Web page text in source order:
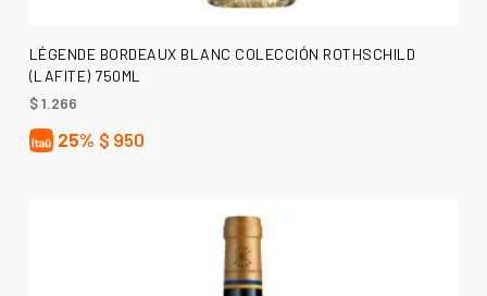
AÑADIR AL CARRITO
LÉGENDE BORDEAUX BLANC COLECCIÓN ROTHSCHILD
(LAFITE) 750ML
$1.266
25% $ 950